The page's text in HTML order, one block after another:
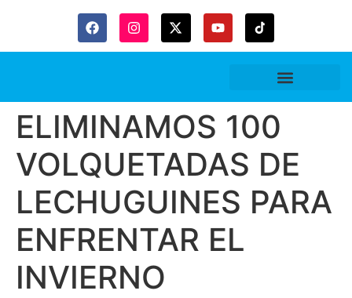
ELIMINAMOS 100
VOLQUETADAS DE
LECHUGUINES PARA
ENFRENTAR EL
INVIERNO